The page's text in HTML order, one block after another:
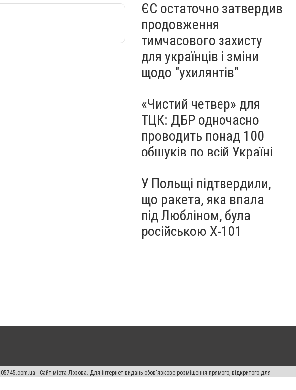
ЄС остаточно затвердив
продовження
тимчасового захисту
для українців і зміни
щодо "ухилянтів"
«Чистий четвер» для
ТЦК: ДБР одночасно
проводить понад 100
обшуків по всій Україні
У Польщі підтвердили,
що ракета, яка впала
під Любліном, була
російською Х-101
- Сайт міста Лозова. Для інтернет-видань обов'язкове розміщення прямого, відкритого для
Законом.